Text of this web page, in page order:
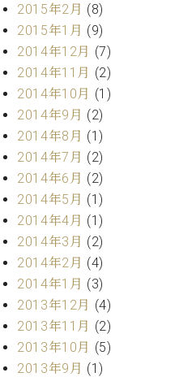
グ
ア
セ
ス
お
問
い
合
せ
ア
ー
テ
ィ
ス
カ
ス
2015年2月 (8)
2015年1月 (9)
2014年12月 (7)
2014年11月 (2)
2014年10月 (1)
2014年9月 (2)
2014年8月 (1)
2014年7月 (2)
2014年6月 (2)
2014年5月 (1)
2014年4月 (1)
2014年3月 (2)
2014年2月 (4)
2014年1月 (3)
2013年12月 (4)
2013年11月 (2)
2013年10月 (5)
2013年9月 (1)